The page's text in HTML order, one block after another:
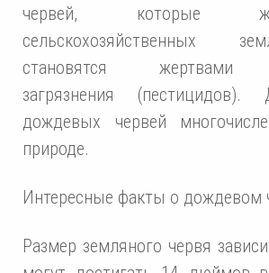
червей, которые
сельскохозяйственных
становятся жертвами
загрязнения
дождевых червей
природе.
Интересные факты о дождевом
Размер земляного червя